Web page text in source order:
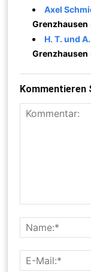
Axel
Grenzhausen
H. T. und
Grenzhausen
Kommentieren